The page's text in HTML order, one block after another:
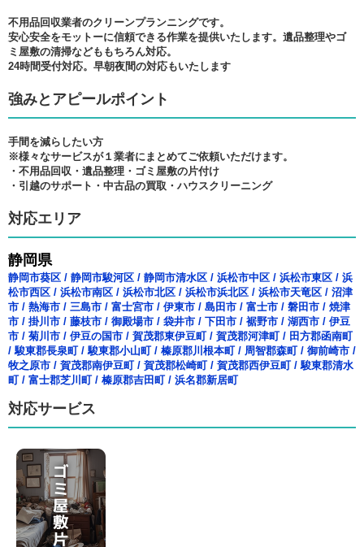
不用品回収業者のクリーンプランニングです。
安心安全をモットーに信頼できる作業を提供いたします。遺品整理やゴ
ミ屋敷の清掃などももちろん対応。
24時間受付対応。早朝夜間の対応もいたします
強みとアピールポイント
手間を減らしたい方
※様々なサービスが１業者にまとめてご依頼いただけます。
・不用品回収・遺品整理・ゴミ屋敷の片付け
・引越のサポート・中古品の買取・ハウスクリーニング
対応エリア
静岡県
静岡市葵区 / 静岡市駿河区 / 静岡市清水区 / 浜松市中区 / 浜松市東区 / 浜
松市西区 / 浜松市南区 / 浜松市北区 / 浜松市浜北区 / 浜松市天竜区 / 沼津
市 / 熱海市 / 三島市 / 富士宮市 / 伊東市 / 島田市 / 富士市 / 磐田市 / 焼津
市 / 掛川市 / 藤枝市 / 御殿場市 / 袋井市 / 下田市 / 裾野市 / 湖西市 / 伊豆
市 / 菊川市 / 伊豆の国市 /賀茂郡東伊豆町/賀茂郡河津町/ 田方郡函南町
/駿東郡長泉町/駿東郡小山町/ 榛原郡川根本町/ 周智郡森町/ 御前崎市 /
牧之原市 /賀茂郡南伊豆町/賀茂郡松崎町/賀茂郡西伊豆町/駿東郡清水
町/ 富士郡芝川町/ 榛原郡吉田町/ 浜名郡新居町
対応サービス